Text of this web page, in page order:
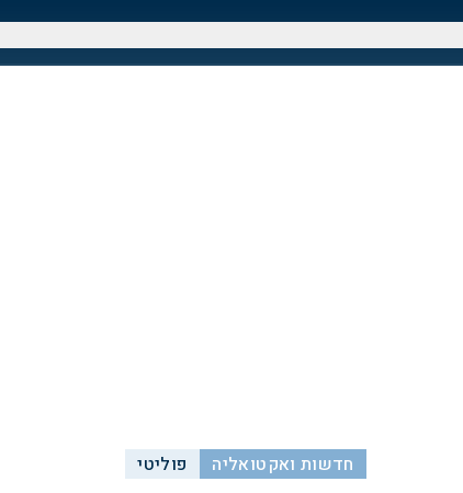
חדשות ואקטואליה פוליטי